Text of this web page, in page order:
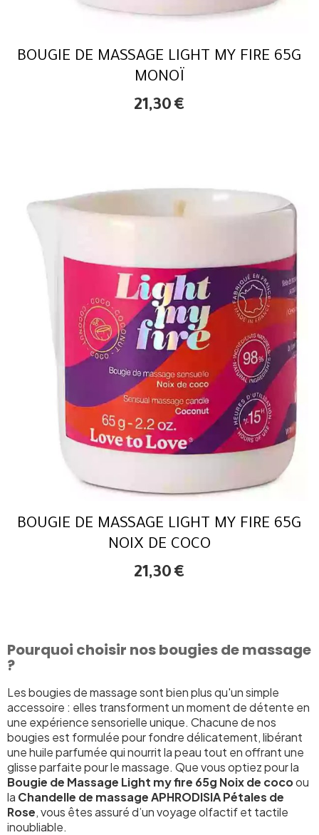
BOUGIE DE MASSAGE LIGHT MY FIRE 65G
MONOÏ
21,30 €
BOUGIE DE MASSAGE LIGHT MY FIRE 65G
NOIX DE COCO
21,30 €
Pourquoi choisir nos bougies de massage
?
Les bougies de massage sont bien plus qu'un simple
accessoire : elles transforment un moment de détente en
une expérience sensorielle unique. Chacune de nos
bougies est formulée pour fondre délicatement, libérant
une huile parfumée qui nourrit la peau tout en offrant une
glisse parfaite pour le massage. Que vous optiez pour la
Bougie de Massage Light my fire 65g Noix de cocoou
la Chandelle de massage APHRODISIA Pétales de
Rose, vous êtes assuré d’un voyage olfactif et tactile
inoubliable.